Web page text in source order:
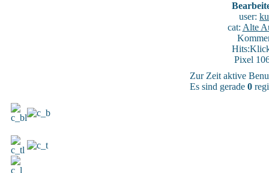
user:
cat: Alte
Pixel
Zur Zeit aktive
Es sind gerade 0